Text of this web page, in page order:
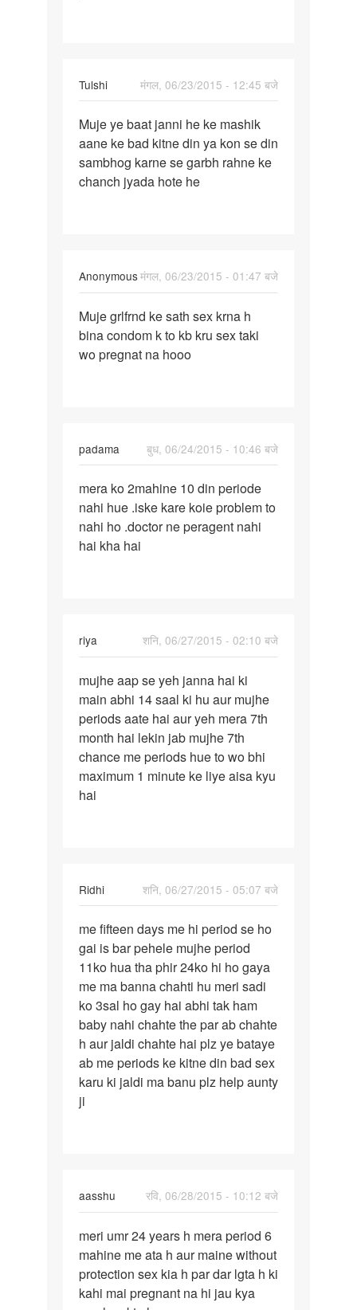
Tulshi
मंगल, 06/23/2015 - 12:45 बजे
Muje
ye
baat
janni
Muje ye baat janni he ke mashik
aane ke bad kitne din ya kon se din
sambhog karne se garbh rahne ke
chanch jyada hote he
Anonymousमंगल, 06/23/2015 - 01:47 बजे
Muje
grlfrnd
ke
Muje grlfrnd ke sath sex krna h
bina condom k to kb kru sex taki
wo pregnat na hooo
padama
बुध, 06/24/2015 - 10:46 बजे
mera
ko
2mahine
10
mera ko 2mahine 10 din periode
nahi hue .iske kare koie problem to
nahi ho .doctor ne peragent nahi
hai kha hai
riya
शनि, 06/27/2015 - 02:10 बजे
mujhe
aap
se
yeh
janna
hai
ki
mujhe aap se yeh janna hai ki
main abhi 14 saal ki hu aur mujhe
periods aate hai aur yeh mera 7th
month hai lekin jab mujhe 7th
chance me periods hue to wo bhi
maximum 1 minute ke liye aisa kyu
hai
Ridhi
शनि, 06/27/2015 - 05:07 बजे
me
fifteen
days
me
hi
period
me fifteen days me hi period se ho
gai is bar pehele mujhe period
11ko hua tha phir 24ko hi ho gaya
me ma banna chahti hu meri sadi
ko 3sal ho gay hai abhi tak ham
baby nahi chahte the par ab chahte
h aur jaldi chahte hai plz ye bataye
ab me periods ke kitne din bad sex
karu ki jaldi ma banu plz help aunty
ji
aasshu
रवि, 06/28/2015 - 10:12 बजे
meri
umr
24
years
meri umr 24 years h mera period 6
mahine me ata h aur maine without
protection sex kia h par dar lgta h ki
kahi mai pregnant na hi jau kya